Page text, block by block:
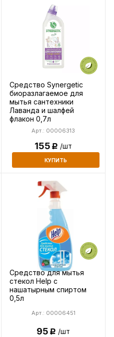
Средство Synergetic
биоразлагаемое для
мытья сантехники
Лаванда и шалфей
флакон 0,7л
Арт.: 00006313
155Р /шт
КУПИТЬ
Средство для мытья
стекол Help с
нашатырным спиртом
0,5л
Арт.: 00006451
95Р /шт